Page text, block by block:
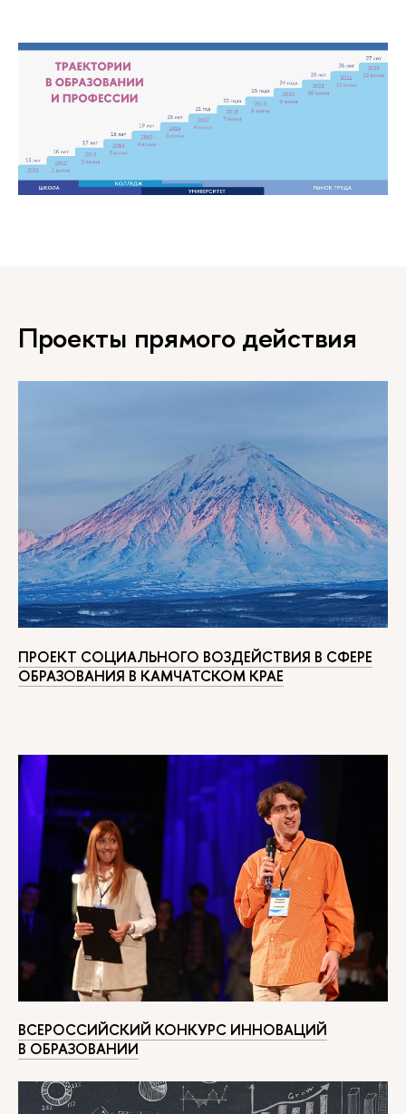
Проекты прямого действия
ПРОЕКТ СОЦИАЛЬНОГО ВОЗДЕЙСТВИЯ В СФЕРЕ
ОБРАЗОВАНИЯ В КАМЧАТСКОМ КРАЕ
ВСЕРОССИЙСКИЙ КОНКУРС ИННОВАЦИЙ
В ОБРАЗОВАНИИ